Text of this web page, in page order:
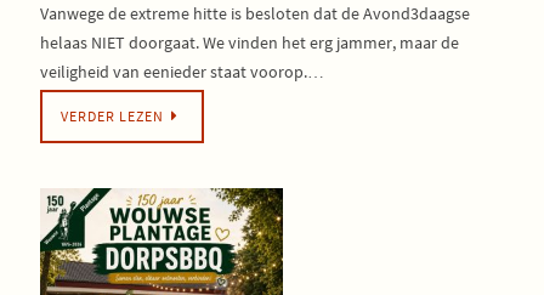
Vanwege de extreme hitte is besloten dat de Avond3daagse
helaas NIET doorgaat. We vinden het erg jammer, maar de
veiligheid van eenieder staat voorop.…
VERDER LEZEN